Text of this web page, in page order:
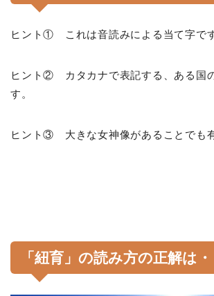
ヒント① これは音読みによる当て字です
ヒント② カタカナで表記する、ある国
す。
ヒント③ 大きな女神像があることでも有
「紐育」の読み方の正解は